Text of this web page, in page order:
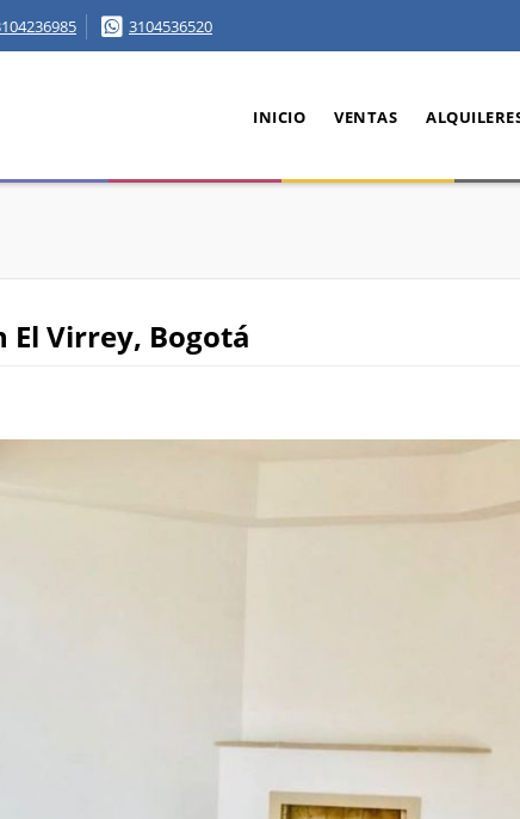
3104536520
INICIO VENTAS
Virrey, Bogotá